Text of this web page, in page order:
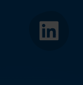
LinkedIn